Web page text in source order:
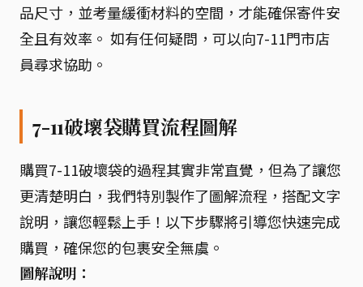
品尺寸，並考量緩衝材料的空間，才能確保寄件安
全且有效率。 如有任何疑問，可以向7-11門市店
員尋求協助。
7-11破壞袋購買流程圖解
購買7-11破壞袋的過程其實非常直覺，但為了讓您
更清楚明白，我們特別製作了圖解流程，搭配文字
說明，讓您輕鬆上手！以下步驟將引導您快速完成
購買，確保您的包裹安全無虞。
圖解說明：